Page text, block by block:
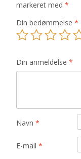
markeret med *
Din bedømmelse *
Din anmeldelse *
Navn *
E-mail *